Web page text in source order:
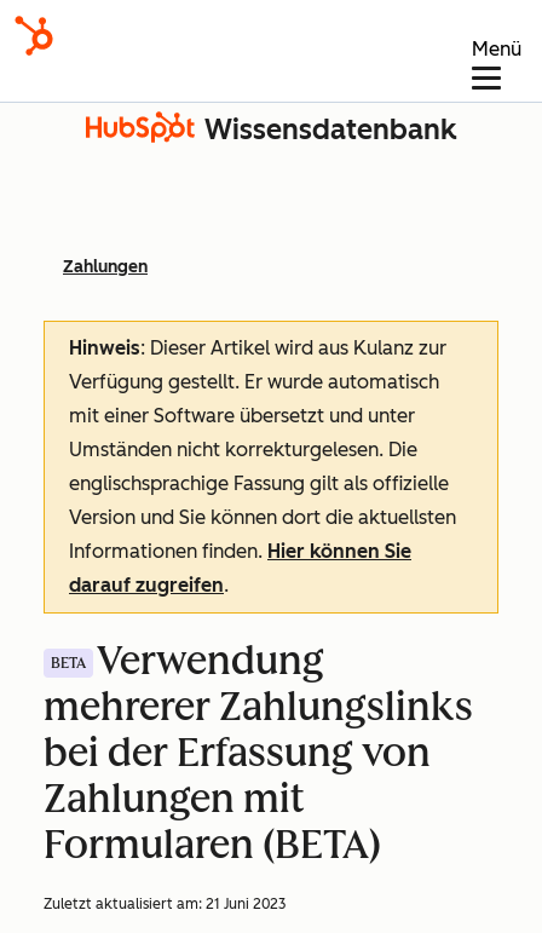
Menü
Wissensdatenbank
Zahlungen
Hinweis: Dieser Artikel wird aus Kulanz zur
Verfügung gestellt. Er wurde automatisch
mit einer Software übersetzt und unter
Umständen nicht korrekturgelesen. Die
englischsprachige Fassung gilt als offizielle
Version und Sie können dort die aktuellsten
Informationen finden. Hier können Sie
darauf zugreifen.
BETA
Verwendung
mehrerer Zahlungslinks
bei der Erfassung von
Zahlungen mit
Formularen (BETA)
Zuletzt aktualisiert am: 21 Juni 2023